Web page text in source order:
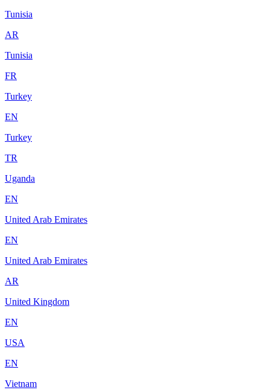
Tunisia
AR
Tunisia
FR
Turkey
EN
Turkey
TR
Uganda
EN
United Arab Emirates
EN
United Arab Emirates
AR
United Kingdom
EN
USA
EN
Vietnam